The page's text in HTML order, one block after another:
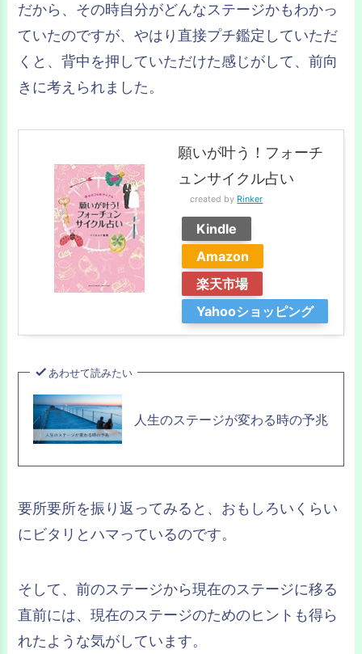
だから、その時自分がどんなステージかもわかっ
ていたのですが、やはり直接プチ鑑定していただ
くと、背中を押していただけた感じがして、前向
きに考えられました。
願いが叶う！フォーチ
ュンサイクル占い
created by Rinker
Kindle
Amazon
楽天市場
Yahooショッピング
あわせて読みたい
人生のステージが変わる時の予兆
要所要所を振り返ってみると、おもしろいくらい
にビタリとハマっているのです。
そして、前のステージから現在のステージに移る
直前には、現在のステージのためのヒントも得ら
れたような気がしています。